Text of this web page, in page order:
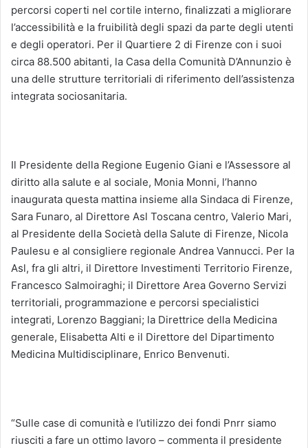
percorsi coperti nel cortile interno, finalizzati a migliorare
l’accessibilità e la fruibilità degli spazi da parte degli utenti
e degli operatori. Per il Quartiere 2 di Firenze con i suoi
circa 88.500 abitanti, la Casa della Comunità D’Annunzio è
una delle strutture territoriali di riferimento dell’assistenza
integrata sociosanitaria.
Il Presidente della Regione Eugenio Giani e l’Assessore al
diritto alla salute e al sociale, Monia Monni, l’hanno
inaugurata questa mattina insieme alla Sindaca di Firenze,
Sara Funaro, al Direttore Asl Toscana centro, Valerio Mari,
al Presidente della Società della Salute di Firenze, Nicola
Paulesu e al consigliere regionale Andrea Vannucci. Per la
Asl, fra gli altri, il Direttore Investimenti Territorio Firenze,
Francesco Salmoiraghi; il Direttore Area Governo Servizi
territoriali, programmazione e percorsi specialistici
integrati, Lorenzo Baggiani; la Direttrice della Medicina
generale, Elisabetta Alti e il Direttore del Dipartimento
Medicina Multidisciplinare, Enrico Benvenuti.
“Sulle case di comunità e l’utilizzo dei fondi Pnrr siamo
riusciti a fare un ottimo lavoro – commenta il presidente